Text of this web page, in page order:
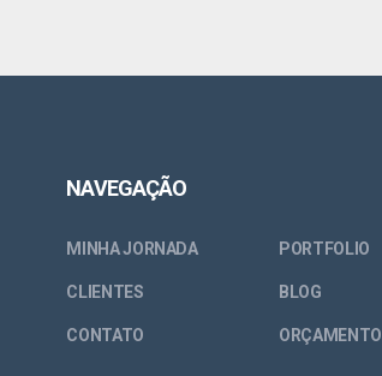
NAVEGAÇÃO
MINHA JORNADA PORTFOLIO
CLIENTES BLOG
CONTATO ORÇAMENTO